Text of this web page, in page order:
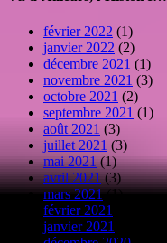
février 2022 (1)
janvier 2022 (2)
décembre 2021 (1)
novembre 2021 (3)
octobre 2021 (2)
septembre 2021 (1)
août 2021 (3)
juillet 2021 (3)
mai 2021(1)
avril 2021(3)
mars 2021(1)
février 2021
janvier 2021